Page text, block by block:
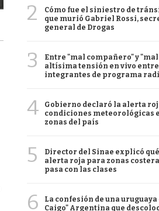
2
Cómo fue el siniestro de
que murió Gabriel Rossi,
general de Drogas
3
Entre "mal compañero" y
altísima tensión en vivo entre
integrantes de programa
4
Gobierno declaró la alerta
condiciones meteorológicas
zonas del país
5
Director del Sinae explicó
alerta roja para zonas
pasa con las clases
6
La confesión de una uruguaya
Caigo" Argentina que